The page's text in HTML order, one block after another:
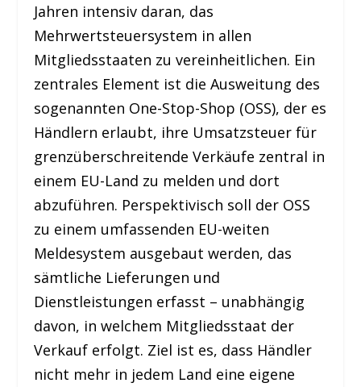
Jahren intensiv daran, das
Mehrwertsteuersystem in allen
Mitgliedsstaaten zu vereinheitlichen. Ein
zentrales Element ist die Ausweitung des
sogenannten One-Stop-Shop (OSS), der es
Händlern erlaubt, ihre Umsatzsteuer für
grenzüberschreitende Verkäufe zentral in
einem EU-Land zu melden und dort
abzuführen. Perspektivisch soll der OSS
zu einem umfassenden EU-weiten
Meldesystem ausgebaut werden, das
sämtliche Lieferungen und
Dienstleistungen erfasst – unabhängig
davon, in welchem Mitgliedsstaat der
Verkauf erfolgt. Ziel ist es, dass Händler
nicht mehr in jedem Land eine eigene